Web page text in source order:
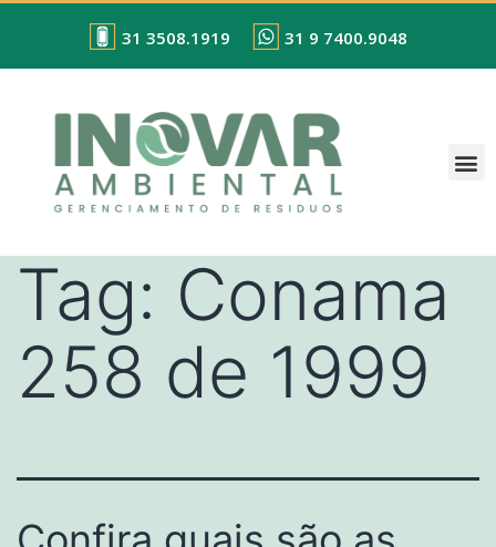
31 3508.1919 31 9 7400.9048
Tag: Conama
258 de 1999